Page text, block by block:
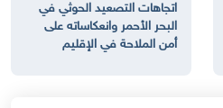
اتجاهات التصعيد الحوثي في
البحر الأحمر وانعكاساته على
أمن الملاحة في الإقليم